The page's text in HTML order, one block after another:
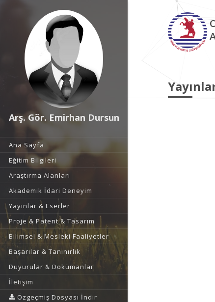
Arş. Gör. Emirhan Dursun
Ana Sayfa
Eğitim Bilgileri
Araştırma Alanları
Akademik İdari Deneyim
Yayınlar & Eserler
Proje & Patent & Tasarım
Bilimsel & Mesleki Faaliyetler
Başarılar & Tanınırlık
Duyurular & Dokümanlar
İletişim
Özgeçmiş Dosyası İndir